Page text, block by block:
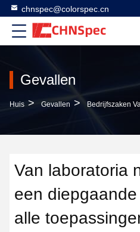
chnspec@colorspec.cn
Gevallen
Huis > Gevallen > Bedrijfszaken Van Laboratoria Naar Buiten: Een
Van laboratoria
een
alle